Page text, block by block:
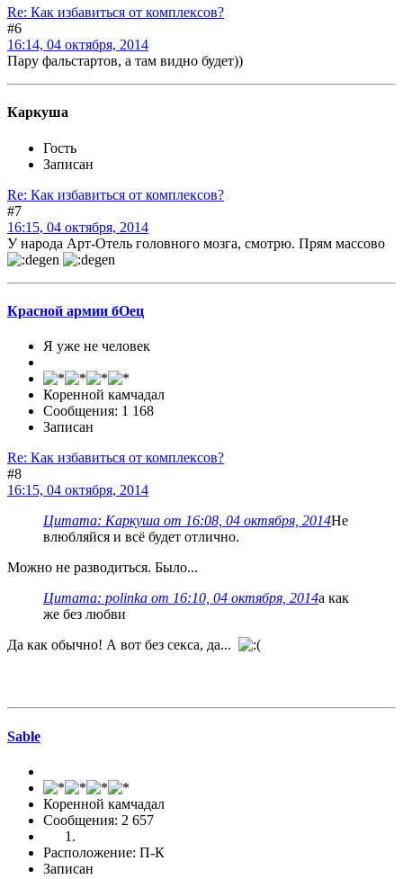
Re: Как избавиться от комплексов?
#6
16:14, 04 октября, 2014
Пару фальстартов, а там видно будет))
Каркуша
Гость
Записан
Re: Как избавиться от комплексов?
#7
16:15, 04 октября, 2014
У народа Арт-Отель головного мозга, смотрю. Прям массово
Красной армии бОец
Я уже не человек
Коренной камчадал
Сообщения: 1 168
Записан
Re: Как избавиться от комплексов?
#8
16:15, 04 октября, 2014
Цитата: Каркуша от 16:08, 04 октября, 2014Не
влюбляйся и всё будет отлично.
Можно не разводиться. Было...
Цитата: polinka от 16:10, 04 октября, 2014а как
же без любви
Да как обычно! А вот без секса, да...
Sable
Коренной камчадал
Сообщения: 2 657
Расположение: П-К
Записан